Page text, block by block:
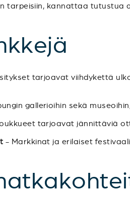
tarpeisiin, kannattaa tutustua
tarjoavat viihdykettä
gallerioihin sekä
tarjoavat jännittäviä
- Markkinat ja erilaiset